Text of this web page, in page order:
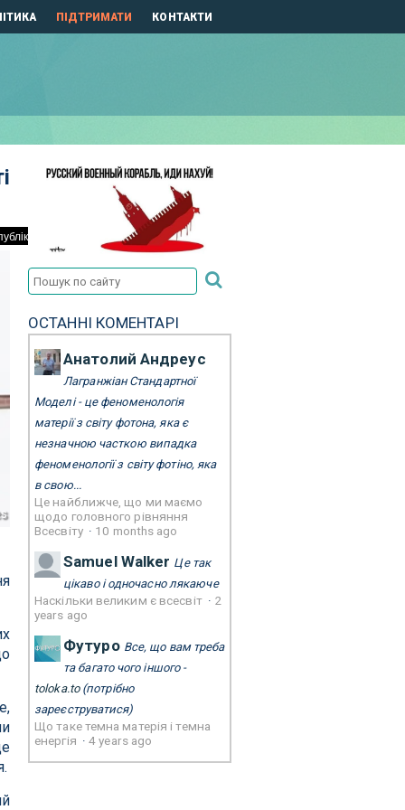
ПІДТРИМАТИ КОНТАКТИ
ОСТАННІ КОМЕНТАРІ
Анатолий Андреус
Лагранжіан Стандартної
Моделі - це феноменологія
матерії з світу фотона, яка є
незначною часткою випадка
феноменології з світу фотіно, яка
в свою...
Це найближче, що ми маємо
щодо головного рівняння
Всесвіту · 10 months ago
Samuel Walker Це так
цікаво і одночасно лякаюче
Наскільки великим є всесвіт · 2
years ago
Футуро Все, що вам треба
та багато чого іншого -
toloka.to(потрібно
зареєструватися)
Що таке темна матерія і темна
енергія ·4 years ago